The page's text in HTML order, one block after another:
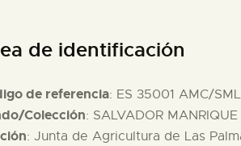
de identificación
de referencia: ES 35001 AMC/
Colección: SALVADOR
: Junta de Agricultura de Las